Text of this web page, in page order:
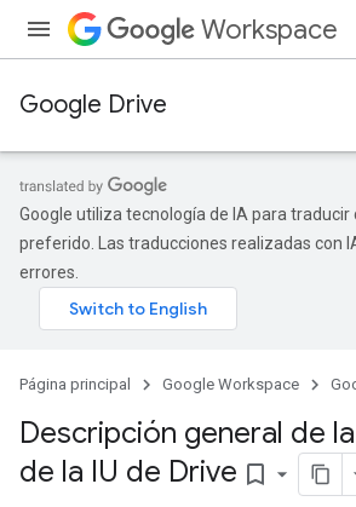
Workspace
Google Drive
Google utiliza tecnología de IA para
preferido. Las traducciones realizadas con
errores.
Página principal Google Workspace
Descripción general de
de la IU de Drive bookmark_border